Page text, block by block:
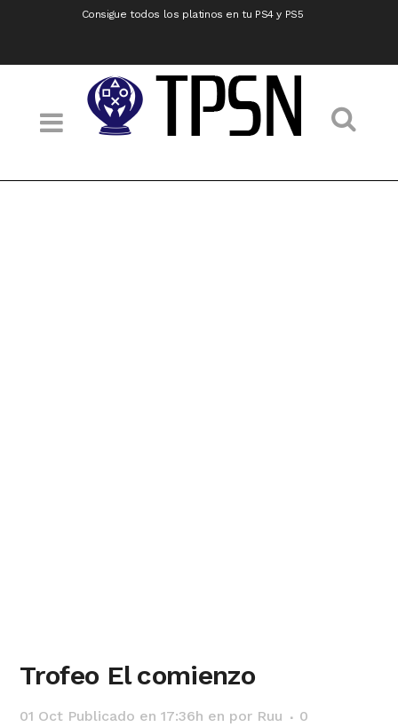
Consigue todos los platinos en tu PS4 y PS5
Trofeo El comienzo
01 Oct Publicado en 17:36h en por Ruu
0